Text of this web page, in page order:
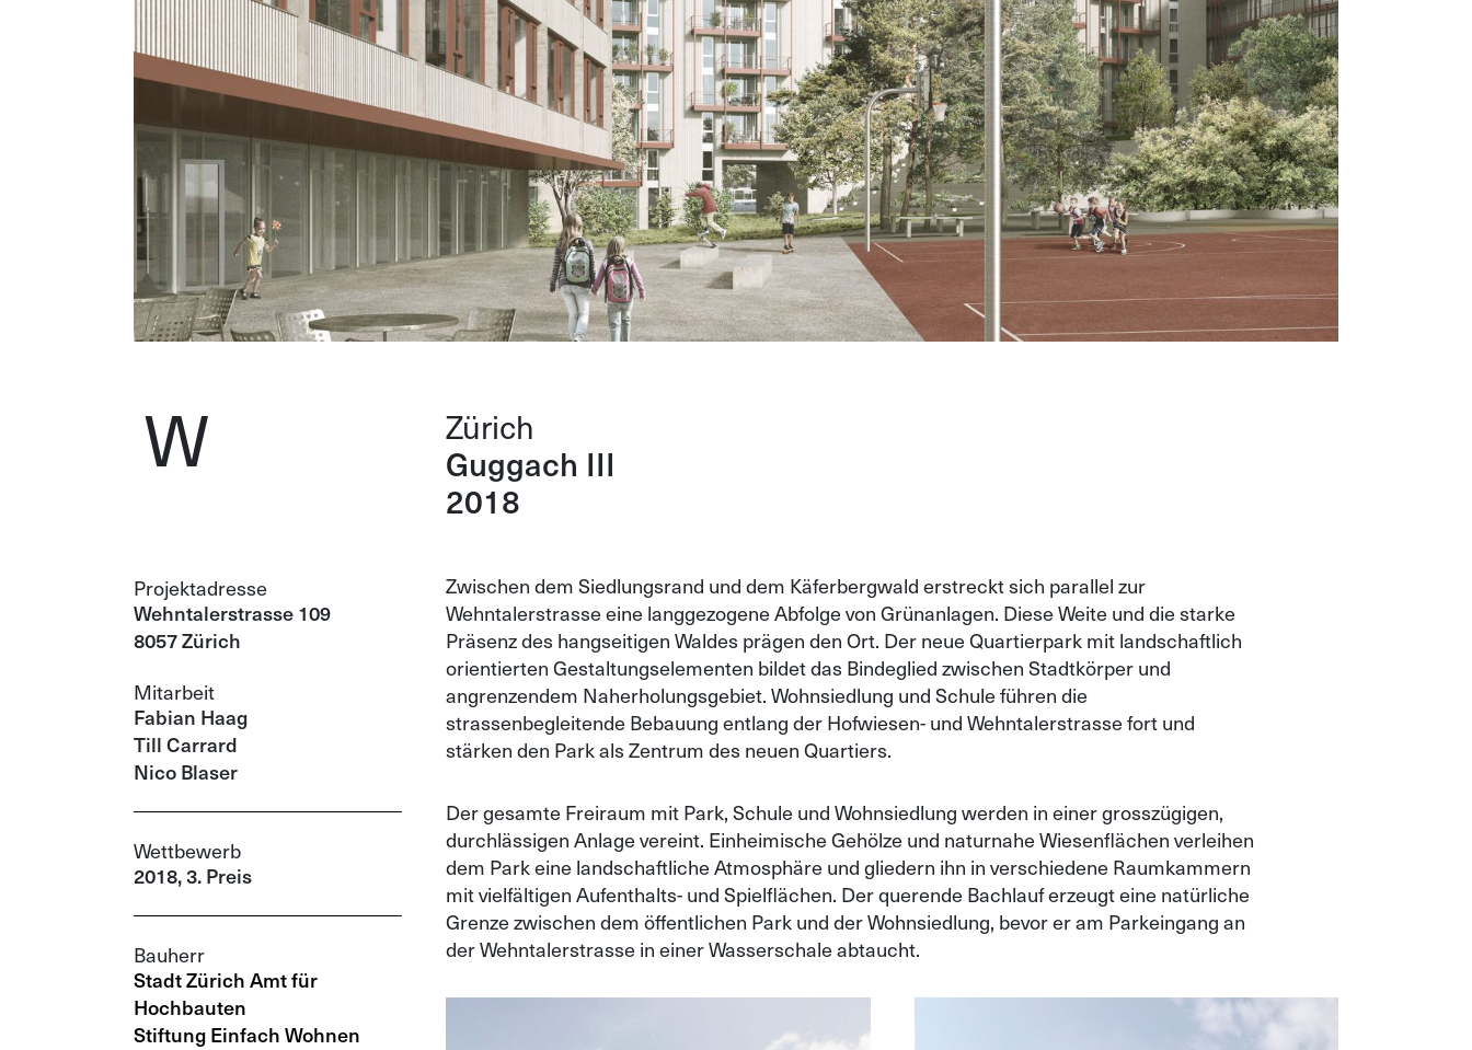
Zürich
Guggach III
2018
Zwischen dem Siedlungsrand und dem Käferbergwald erstreckt sich parallel zur
Wehntalerstrasse eine langgezogene Abfolge von Grünanlagen. Diese Weite und die starke
Präsenz des hangseitigen Waldes prägen den Ort. Der neue Quartierpark mit landschaftlich
orientierten Gestaltungselementen bildet das Bindeglied zwischen Stadtkörper und
angrenzendem Naherholungsgebiet. Wohnsiedlung und Schule führen die
strassenbegleitende Bebauung entlang der Hofwiesen- und Wehntalerstrasse fort und
stärken den Park als Zentrum des neuen Quartiers.
Der gesamte Freiraum mit Park, Schule und Wohnsiedlung werden in einer grosszügigen,
durchlässigen Anlage vereint. Einheimische Gehölze und naturnahe Wiesenflächen verleihen
dem Park eine landschaftliche Atmosphäre und gliedern ihn in verschiedene Raumkammern
mit vielfältigen Aufenthalts- und Spielflächen. Der querende Bachlauf erzeugt eine natürliche
Grenze zwischen dem öffentlichen Park und der Wohnsiedlung, bevor er am Parkeingang an
der Wehntalerstrasse in einer Wasserschale abtaucht.
W
Projektadresse
Wehntalerstrasse 109
8057 Zürich
Mitarbeit
Fabian Haag
Till Carrard
Nico Blaser
Wettbewerb
2018, 3. Preis
Bauherr
Stadt Zürich Amt für
Hochbauten
Stiftung Einfach Wohnen